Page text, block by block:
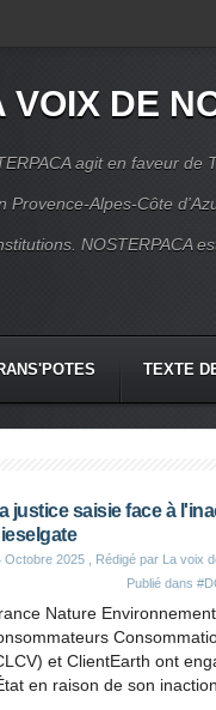
VOIX DE
agit en faveur de
Provence-Alpes-Côte
NOSTERPACA
TEXTE
justice saisie face à
Octobre 2025 , Rédigé par La voix
Publié dans
Nature
et ClientEarth ont
en raison de son